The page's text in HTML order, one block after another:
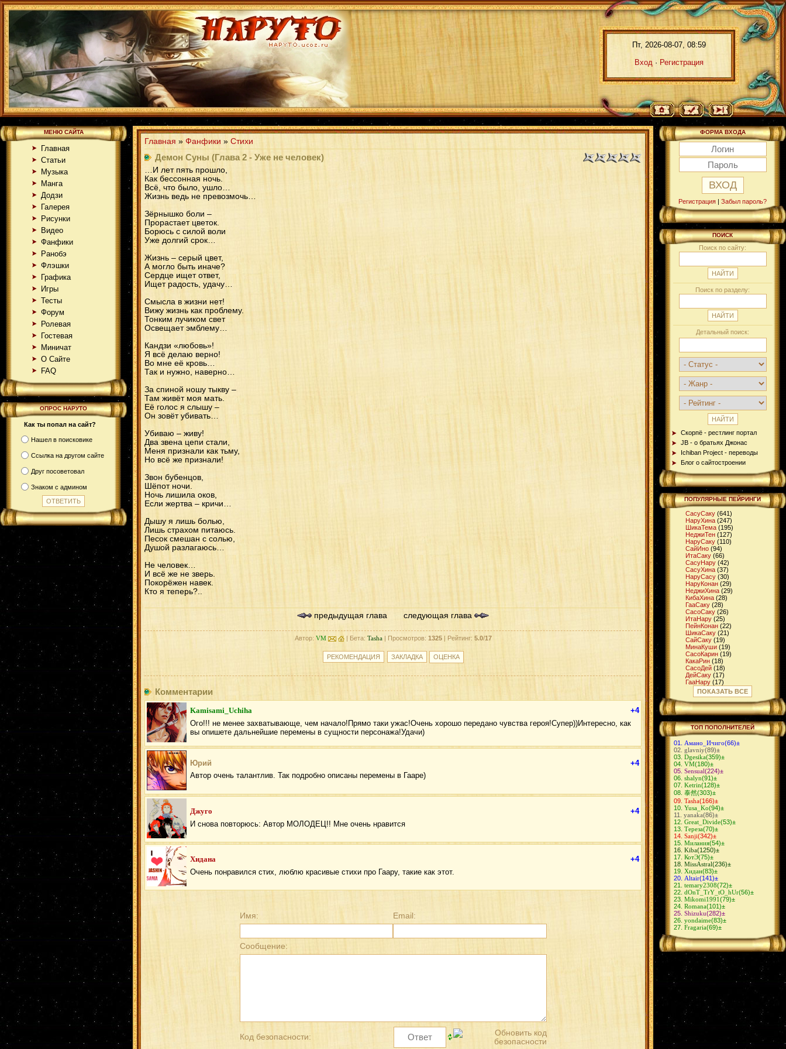
Пт, 2026-08-07, 08:59
Вход · Регистрация
МЕНЮ САЙТА
Главная
Статьи
Музыка
Манга
Додзи
Галерея
Рисунки
Видео
Фанфики
Ранобэ
Флэшки
Графика
Игры
Тесты
Форум
Ролевая
Гостевая
Миничат
О Сайте
FAQ
ОПРОС НАРУТО
Как ты попал на сайт?
Нашел в поисковике
Ссылка на другом сайте
Друг посоветовал
Знаком с админом
Главная » Фанфики » Стихи
Демон Суны (Глава 2 - Уже не человек)
…И лет пять прошло,
Как бессонная ночь.
Всё, что было, ушло…
Жизнь ведь не превозмочь…
Зёрнышко боли –
Прорастает цветок.
Борюсь с силой воли
Уже долгий срок…
Жизнь – серый цвет,
А могло быть иначе?
Сердце ищет ответ,
Ищет радость, удачу…
Смысла в жизни нет!
Вижу жизнь как проблему.
Тонким лучиком свет
Освещает эмблему…
Кандзи «любовь»!
Я всё делаю верно!
Во мне её кровь…
Так и нужно, наверно…
За спиной ношу тыкву –
Там живёт моя мать.
Её голос я слышу –
Он зовёт убивать…
Убиваю – живу!
Два звена цепи стали,
Меня признали как тьму,
Но всё же признали!
Звон бубенцов,
Шёпот ночи.
Ночь лишила оков,
Если жертва – кричи…
Дышу я лишь болью,
Лишь страхом питаюсь.
Песок смешан с солью,
Душой разлагаюсь…
Не человек…
И всё же не зверь.
Покорёжен навек.
Кто я теперь?..
предыдущая глава следующая глава
Автор: VM | Бета: Tasha| Просмотров: 1325| Рейтинг: 5.0/17
Комментарии
+4
Kamisami_Uchiha
Ого!!! не менее захватывающе, чем начало!Прямо таки ужас!Очень хорошо передано чувства героя!Супер))Интересно, как
вы опишете дальнейшие перемены в сущности персонажа!Удачи)
+4
Юрий
Автор очень талантлив. Так подробно описаны перемены в Гааре)
+4
Джуго
И снова повторюсь: Автор МОЛОДЕЦ!! Мне очень нравится
+4
Хидана
Очень понравился стих, люблю красивые стихи про Гаару, такие как этот.
Имя: Email:
Сообщение:
Код безопасности:
ФОРМА ВХОДА
Регистрация | Забыл пароль?
ПОИСК
Поиск по сайту:
Поиск по разделу:
Детальный поиск:
Скорпё - рестлинг портал
JB - о братьях Джонас
Ichiban Project - переводы
Блог о сайтостроении
ПОПУЛЯРНЫЕ ПЕЙРИНГИ
СасуСаку (641)
НаруХина (247)
ШикаТема (195)
НеджиТен (127)
НаруСаку (110)
СайИно (94)
ИтaСаку (66)
СасуНару (42)
СасуХина (37)
НаруСасу (30)
НаруКонан (29)
НеджиХина (29)
КибаХина (28)
ГааСаку (28)
СасоСаку (26)
ИтаНару (25)
ПейнКонан (22)
ШикаСаку (21)
СайСаку (19)
МинаКуши (19)
СасоКарин (19)
КакаРин (18)
СасоДей (18)
ДейСаку (17)
ГааНару (17)
ГааМацу(16)
ШикаИно(16)
ДжираЦуна(15)
КибаТен(14)
ЧоджиИно(14)
СуйКарин(14)
ИтаТен(13)
НеджиСаку(12)
ИтаСасу(12)
ГенмаИно(11)
МадаСаку
ДейИно(11)
ХиданНии(10)
СасуИно(10)
ИтаДей(10)
ОбиРин(9)
СасоХина(9)
ЗецуДей(9)
ГааХина(9)
КакаСаку(8)
КибаШино(8)
КакуХидан(8)
СасуТен(8)
ШиноКиба
СасуНеджи(8)
КанкуСаку(7)
КьюбиНару
НеджиНару(6)
АсуКуре(6)
СайНару(6)
СасуКарин(6)
КанкуТен(6)
СайХина(5)
ЛиТен(5)
ЛиСаку(5)
КанкуМацу(4)
КакаШизу
(4)
ИтаХана
ДейХина
ХиданДей
ХаятеЮгао
КанкуТема
(3)
ДейСасо
ОроАнко
КакаАнко
ПОКАЗАТЬ ВСЕ
ТОП ПОПОЛНИТЕЛЕЙ
Амано_Ичиго(66)±
glavniy(89)±
Dgesika(359)±
VM(180)±
Sensual(224)±
shalyn(91)±
Ketrin(128)±
泰然(303)±
Tasha(166)±
Yusa_Ko(94)±
yanaka(86)±
Great_Divide(53)±
Тереза(70)±
Sanji(342)±
Милания(54)±
Kiba(1250)±
КотЭ(75)±
MissAstral(236)±
Хидан(83)±
Altair(141)±
temary2308(72)±
dOnT_TrY_tO_hUr(56)±
Mikomi1991(79)±
Romana(101)±
Shizuku(282)±
yondaime(83)±
Fragaria(69)±